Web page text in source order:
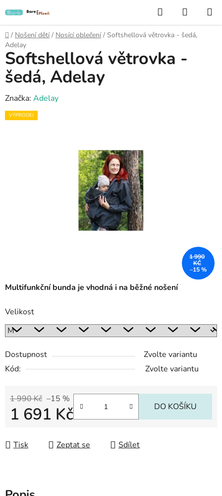
na
obsah
Hledat
KOŠÍK
Domů
/ Nošení dětí / Nosící oblečení / Softshellová větrovka - šedá,
Adelay
Multifunkční bunda je vhodná i na běžné nošení
Velikost
Dostupnost
Zvolte variantu
Kód:
Zvolte variantu
1 990 Kč –15 %
1 691 Kč DO KOŠÍKU
Tisk Zeptat se Sdílet
Softshellová větrovka -
šedá, Adelay
Značka: Adelay
VÝPRODEJ
1 990
KČ
–15 %